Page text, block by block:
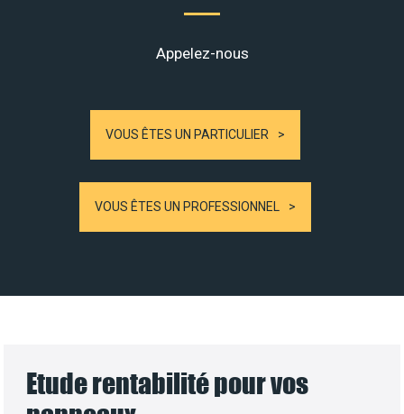
Appelez-nous
VOUS ÊTES UN PARTICULIER
VOUS ÊTES UN PROFESSIONNEL
Etude rentabilité pour vos